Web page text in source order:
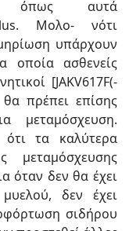
όπως αυτά
Μολο- νότι
υπάρχουν
ασθενείς
[JAKV617F(-
θα πρέπει επίσης
μεταμόσχευση.
τα καλύτερα
μεταμόσχευσης
όταν δεν θα έχει
δεν έχει
σιδήρου